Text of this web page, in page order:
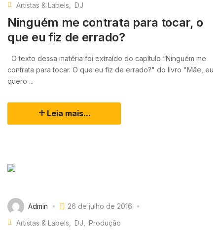
Artistas & Labels
DJ
Ninguém me contrata para tocar, o
que eu fiz de errado?
O texto dessa matéria foi extraído do capítulo “Ninguém me
contrata para tocar. O que eu fiz de errado?" do livro "Mãe, eu
quero ...
Leia mais...
Admin
26 de julho de 2016
Artistas & Labels
DJ Produção